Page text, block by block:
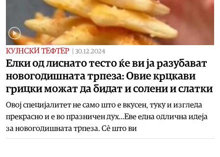
КУЈНСКИ ТЕФТЕР 30.12.2024
Елки од лиснато тесто ќе ви ја разубават
новогодишната трпеза: Овие крцкави
грицки можат да бидат и солени и слатки
Овој специјалитет не само што е вкусен, туку и изгледа
прекрасно и е во празничен дух…Еве една одлична идеја
за новогодишната трпеза. Сè што ви